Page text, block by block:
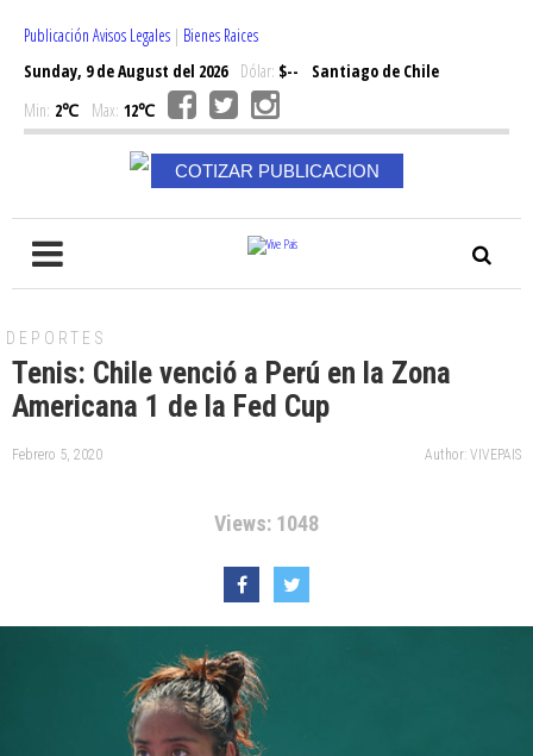
Publicación Avisos Legales | Bienes Raices
Sunday, 9 de August del 2026Dólar: $--
Santiago de Chile
Min: 2℃ Max: 12℃
COTIZAR PUBLICACION
DEPORTES
Tenis: Chile venció a Perú en la Zona
Americana 1 de la Fed Cup
Febrero 5, 2020 Author: VIVEPAIS
Views: 1048